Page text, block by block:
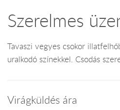
Szerelmes
Tavaszi vegyes csokor
uralkodó színekkel. Csodás
Virágküldés ára